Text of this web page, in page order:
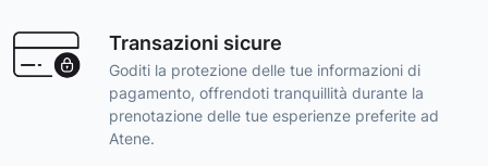
Transazioni sicure
Goditi la protezione delle tue informazioni di
pagamento, offrendoti tranquillità durante la
prenotazione delle tue esperienze preferite ad
Atene.